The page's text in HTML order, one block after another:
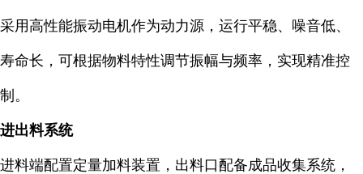
采用高性能振动电机作为动力源，运行平稳、噪音低、
寿命长，可根据物料特性调节振幅与频率，实现精准控
制。
进出料系统
进料端配置定量加料装置，出料口配备成品收集系统，